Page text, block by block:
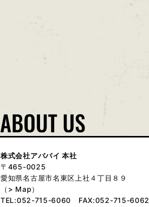
株式会社アババイ 本社
〒465-0025
愛知県名古屋市名東区上社４丁目８９
（ > Map）
TEL:052-715-6060 FAX:052-715-6062